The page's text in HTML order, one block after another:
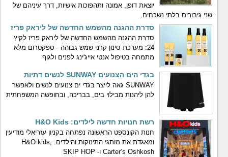
יוצאת דופן, אמונה ותהפוכות אישיות, דרך עיניהם של
שני גיבורים בלתי נשכחים.
סדרת ההגנה מהשמש החדשה של ליראק פריז
סדרת ההגנה מהשמש החדשה של ליראק פריז לקיץ
24: מערכת סינון קרני שמש גבוהה - ספקטרום מלא
מתמחה בטיפול אנטי אייג'ינג לפנים ולגוף
בגדי הים הצנועים SUNWAY לנשים דתיות
SUNWAY גאה לייצר בגדי ים צנועים לנשים ולאפשר
להן ליהנות מבילוי בים, בבריכה, ובחופשה המשפחתית
רשת חנויות חדשה לילדים: H&O Kids
חנות הקונספט הראשונה נפתחה בקניון עזריאלי מודיעין
ומאגדת את מותגי התינוקות והילדים: H&O kids,
Carter’s Oshkosh ו- SKIP HOP